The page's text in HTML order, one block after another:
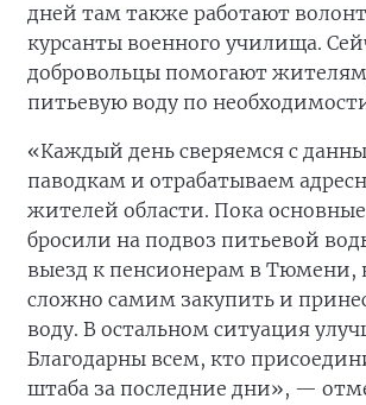
дней там также работают
курсанты военного училища.
добровольцы помогают
питьевую воду по
«Каждый день сверяемся с
паводкам и отрабатываем
жителей области. Пока
бросили на подвоз питьевой
выезд к пенсионерам в Тюмени,
сложно самим закупить и
воду. В остальном ситуация
Благодарны всем, кто
штаба за последние дни», —